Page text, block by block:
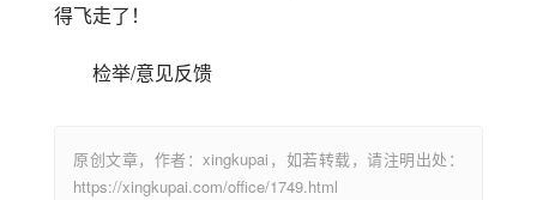
得飞走了！
检举/意见反馈
原创文章，作者：xingkupai，如若转载，请注明出处：
https://xingkupai.com/office/1749.html